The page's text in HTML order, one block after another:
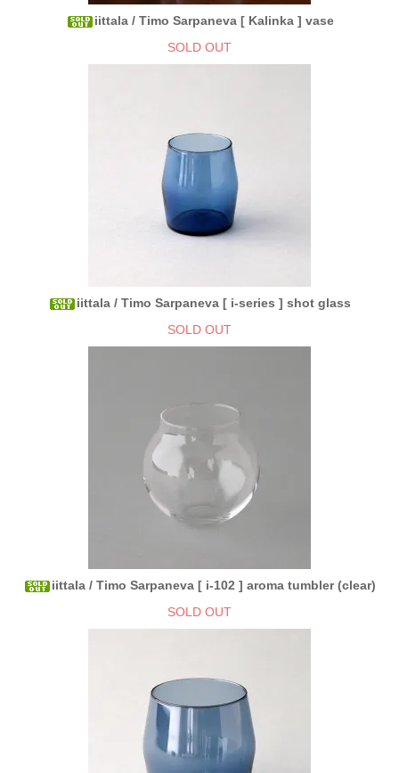
iittala / Timo Sarpaneva [ Kalinka ] vase
SOLD OUT
iittala / Timo Sarpaneva [ i-series ] shot glass
SOLD OUT
iittala / Timo Sarpaneva [ i-102 ] aroma tumbler (clear)
SOLD OUT